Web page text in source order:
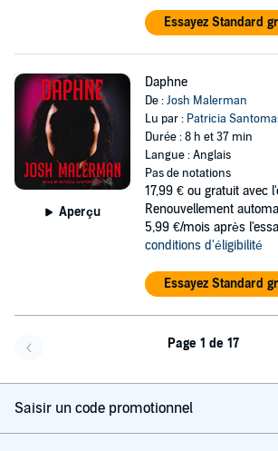
Essayez Standard
Aperçu
Daphne
De :Josh Malerman
Lu par : Patricia
Durée : 8 h et 37 min
Langue : Anglais
Pas de notations
17,99 € ou gratuit avec
Renouvellement
5,99 €/mois après
conditions d'éligibilité
Essayez Standard
Page 1 de 17
Saisir un code promotionnel